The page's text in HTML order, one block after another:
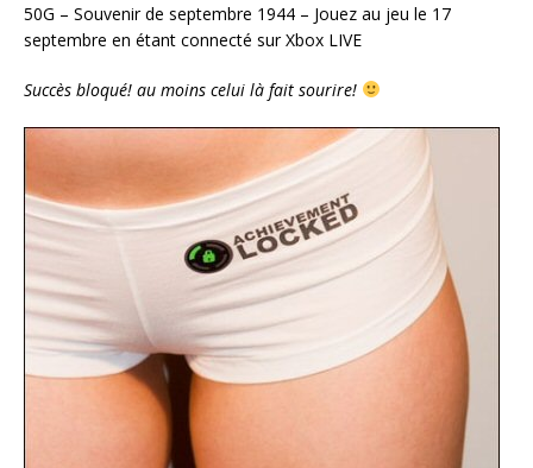
50G – Souvenir de septembre 1944 – Jouez au jeu le 17
septembre en étant connecté sur Xbox LIVE
Succès bloqué! au moins celui là fait sourire!